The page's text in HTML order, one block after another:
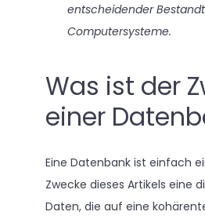
entscheidender
Computersysteme.
Was ist der
einer
Eine Datenbank ist einfach
Zwecke dieses Artikels eine
Daten, die auf eine